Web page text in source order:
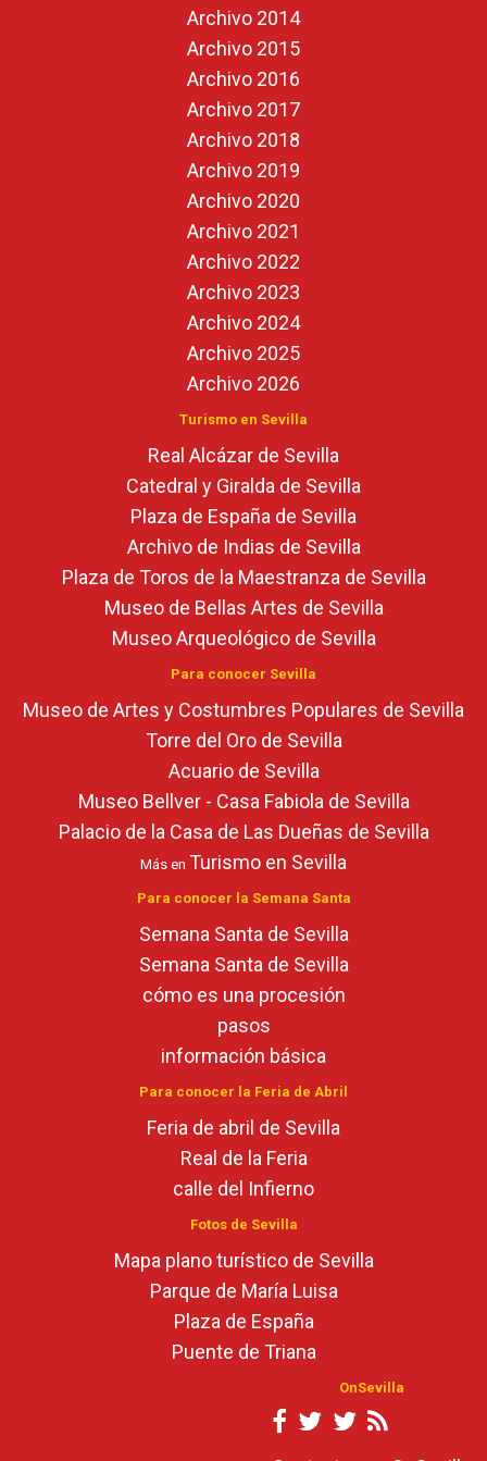
Archivo 2014
Archivo 2015
Archivo 2016
Archivo 2017
Archivo 2018
Archivo 2019
Archivo 2020
Archivo 2021
Archivo 2022
Archivo 2023
Archivo 2024
Archivo 2025
Archivo 2026
Turismo en Sevilla
Real Alcázar de Sevilla
Catedral y Giralda de Sevilla
Plaza de España de Sevilla
Archivo de Indias de Sevilla
Plaza de Toros de la Maestranza de Sevilla
Museo de Bellas Artes de Sevilla
Museo Arqueológico de Sevilla
Para conocer Sevilla
Museo de Artes y Costumbres Populares de Sevilla
Torre del Oro de Sevilla
Acuario de Sevilla
Museo Bellver - Casa Fabiola de Sevilla
Palacio de la Casa de Las Dueñas de Sevilla
Más en Turismo en Sevilla
Para conocer la Semana Santa
Semana Santa de Sevilla
Semana Santa de Sevilla
cómo es una procesión
pasos
información básica
Para conocer la Feria de Abril
Feria de abril de Sevilla
Real de la Feria
calle del Infierno
Fotos de Sevilla
Mapa plano turístico de Sevilla
Parque de María Luisa
Plaza de España
Puente de Triana
OnSevilla